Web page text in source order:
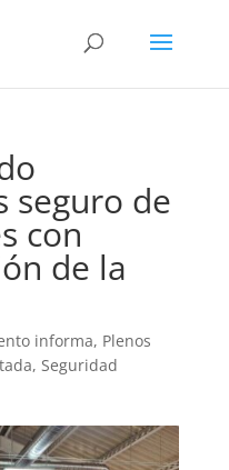
seguro de
con
de la
informa, Plenos
, Seguridad